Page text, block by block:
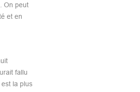
On peut
et en
fallu
la plus